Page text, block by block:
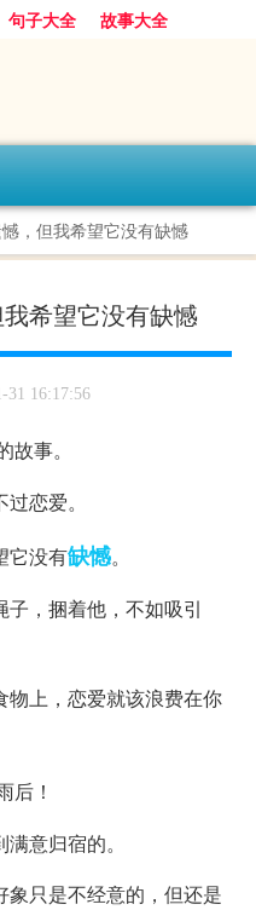
句子大全
故事大全
，但我希望它没有缺憾
希望它没有缺憾
31 16:17:56
故事。
恋爱。
它没有缺憾。
，捆着他，不如吸引
物上，恋爱就该浪费在你
后！
意归宿的。
只是不经意的，但还是